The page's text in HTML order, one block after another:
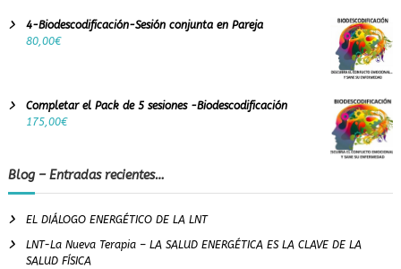
4-Biodescodificación-Sesión conjunta en Pareja
80,00€
Completar el Pack de 5 sesiones -Biodescodificación
175,00€
Blog – Entradas recientes…
EL DIÁLOGO ENERGÉTICO DE LA LNT
LNT-La Nueva Terapia – LA SALUD ENERGÉTICA ES LA CLAVE DE LA
SALUD FÍSICA